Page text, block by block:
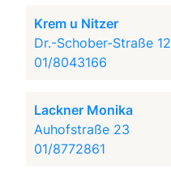
Krem u Nitzer
Dr.-Schober-Straße 12
01/8043166
Lackner Monika
Auhofstraße 23
01/8772861